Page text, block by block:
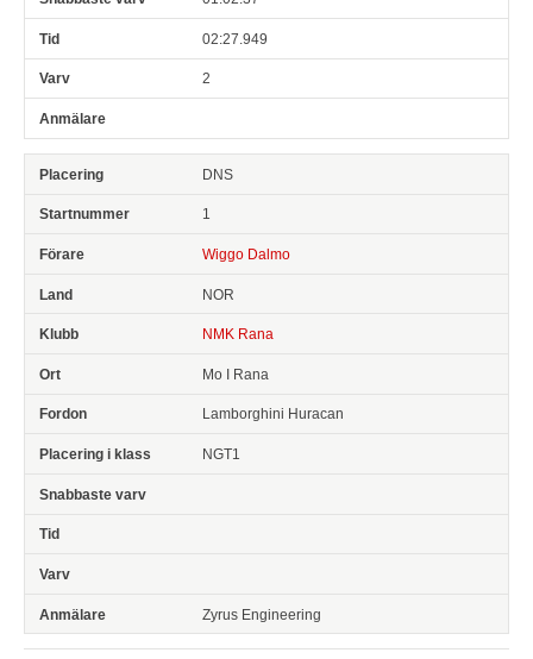
02:27.949
2
DNS
1
Wiggo Dalmo
NOR
NMK Rana
Mo I Rana
Lamborghini Huracan
NGT1
Zyrus Engineering